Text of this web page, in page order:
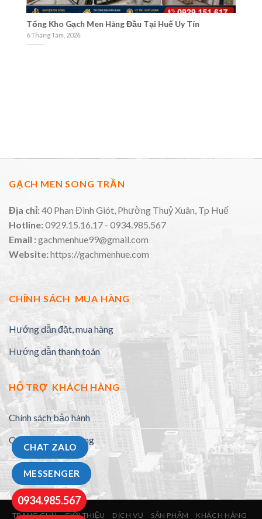
Tổng Kho Gạch Men Hàng Đầu Tại Huế Uy Tín
6 Tháng Tám, 2026
GẠCH MEN SONG TRẦN
Địa chỉ:40 Phan Đình Giót, Phường Thuỷ Xuân, Tp Huế
Hotline:0929.15.16.17 - 0934.985.567
Email :gachmenhue99@gmail.com
Website:https://gachmenhue.com
CHÍNH SÁCH MUA HÀNG
Hướng dẫn đặt, mua hàng
Hướng dẫn thanh toán
HỖ TRỢ KHÁCH HÀNG
Chính sách bảo hành
Quy định đổi trả hàng
TRANG CHỦ GIỚI THIỆU DỊCH VỤ SẢN PHẨM
KHÁCH HÀNG
CHAT ZALO
MESSENGER
0934.985.567